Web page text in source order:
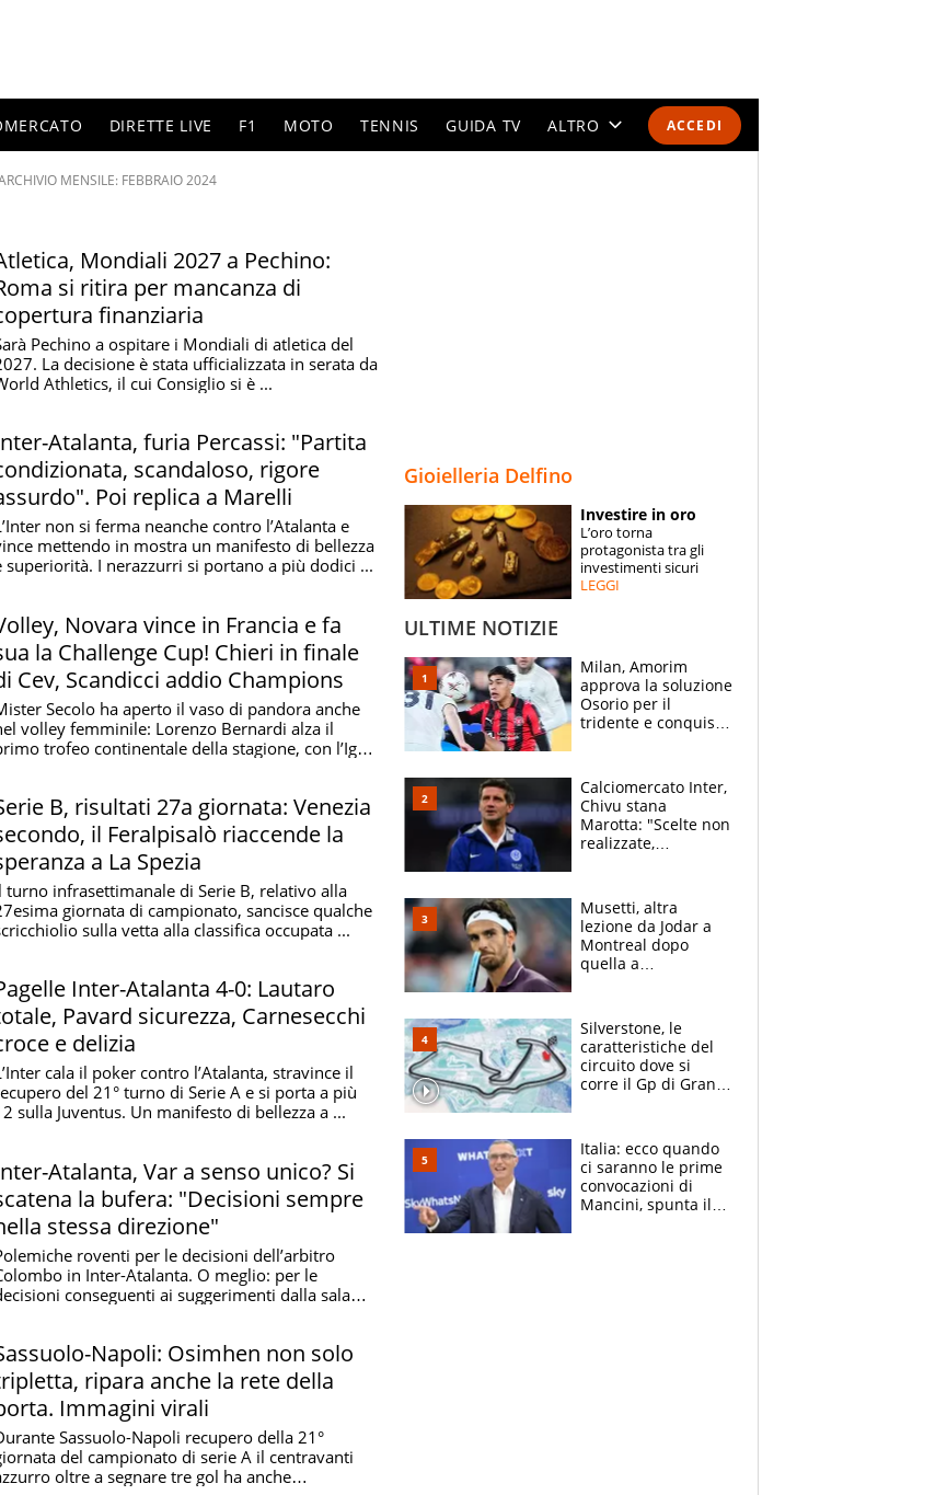
ACCEDI
DIRETTE LIVE F1 MOTO TENNIS GUIDA TV ALTRO
SPECIALI
ESPERTI
MENSILE: FEBBRAIO 2024
Mondiali 2027 a Pechino:
si ritira per mancanza di
finanziaria
Pechino a ospitare i Mondiali di atletica del
La decisione è stata ufficializzata in serata da
Athletics, il cui Consiglio si è ...
Atalanta, furia Percassi: "Partita
scandaloso, rigore
Poi replica a Marelli
non si ferma neanche contro l’Atalanta e
mettendo in mostra un manifesto di bellezza
superiorità. I nerazzurri si portano a più dodici ...
Novara vince in Francia e fa
la Challenge Cup! Chieri in finale
Cev, Scandicci addio Champions
Secolo ha aperto il vaso di pandora anche
volley femminile: Lorenzo Bernardi alza il
trofeo continentale della stagione, con l’Igor
B, risultati 27a giornata: Venezia
il Feralpisalò riaccende la
a La Spezia
turno infrasettimanale di Serie B, relativo alla
giornata di campionato, sancisce qualche
sulla vetta alla classifica occupata ...
Inter-Atalanta 4-0: Lautaro
Pavard sicurezza, Carnesecchi
e delizia
cala il poker contro l’Atalanta, stravince il
del 21° turno di Serie A e si porta a più
sulla Juventus. Un manifesto di bellezza a ...
Atalanta, Var a senso unico? Si
la bufera: "Decisioni sempre
stessa direzione"
roventi per le decisioni dell’arbitro
in Inter-Atalanta. O meglio: per le
conseguenti ai suggerimenti dalla sala
Napoli: Osimhen non solo
ripara anche la rete della
Immagini virali
Sassuolo-Napoli recupero della 21°
del campionato di serie A il centravanti
oltre a segnare tre gol ha anche
Gioielleria Delfino
Investire in oro
L’oro torna
protagonista tra gli
investimenti sicuri
LEGGI
ULTIME NOTIZIE
Milan, Amorim
approva la soluzione
Osorio per il
tridente e conquista
Allegri
Calciomercato Inter,
Chivu stana
Marotta: "Scelte non
realizzate,
squadra"
Musetti, altra
lezione da Jodar a
Montreal dopo
quella a
tutto"
Silverstone, le
caratteristiche del
circuito dove si
corre il Gp di Gran
Italia: ecco quando
ci saranno le prime
convocazioni di
Mancini, spunta il